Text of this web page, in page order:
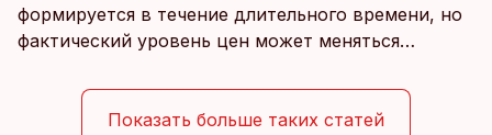
формируется в течение длительного времени, но
фактический уровень цен может меняться
магазинов. Масштабное исследование цен,
проведенное в апреле, проливает свет на
Показать больше таких статей